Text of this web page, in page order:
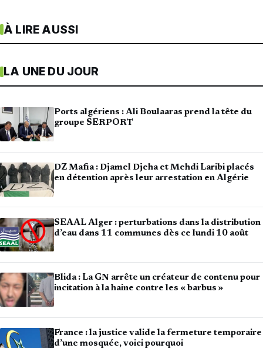
À LIRE AUSSI
LA UNE DU JOUR
Ports algériens : Ali Boulaaras prend la tête du
groupe SERPORT
DZ Mafia : Djamel Djeha et Mehdi Laribi placés
en détention après leur arrestation en Algérie
SEAAL Alger : perturbations dans la distribution
d’eau dans 11 communes dès ce lundi 10 août
Blida : La GN arrête un créateur de contenu pour
incitation à la haine contre les « barbus »
France : la justice valide la fermeture temporaire
d’une mosquée, voici pourquoi